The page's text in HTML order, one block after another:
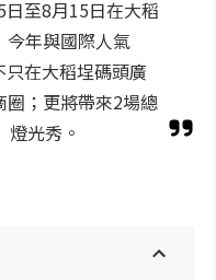
至8月15日在大稻
今年與國際人氣
在大稻埕碼頭廣
；更將帶來2場總
光秀。